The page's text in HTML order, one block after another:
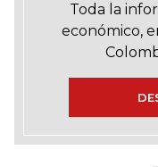
Toda la
económico,